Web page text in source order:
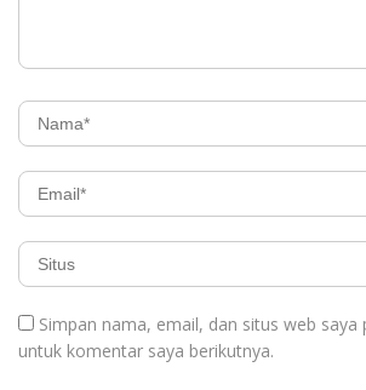
Simpan nama, email, dan situs web saya
untuk komentar saya berikutnya.